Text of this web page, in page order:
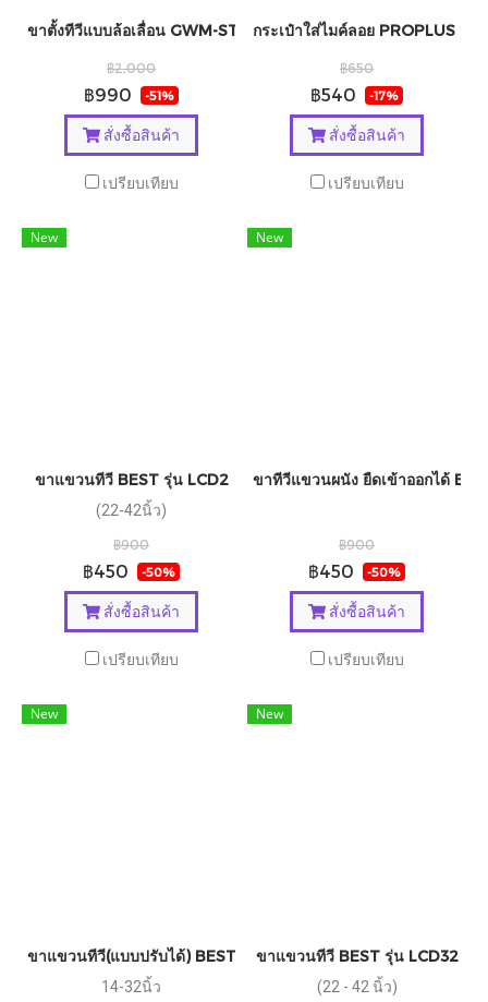
ขาตั้งทีวีแบบล้อเลื่อน GWM-ST01 (ขนาด32-70นิ้ว)
฿2,000
฿990 -51%
สั่งซื้อสินค้า
เปรียบเทียบ
กระเป๋าใส่ไมค์ลอย PROPLUS รุ่
฿650
฿540 -17%
สั่งซื้อสินค้า
เปรียบเทียบ
New
ขาแขวนทีวี BEST รุ่น LCD2
(22-42นิ้ว)
฿900
฿450 -50%
สั่งซื้อสินค้า
เปรียบเทียบ
New
ขาทีวีแขวนผนัง ยืดเข้าออกได้
฿900
฿450 -50%
สั่งซื้อสินค้า
เปรียบเทียบ
New
ขาแขวนทีวี(แบบปรับได้) BEST รุ่น LCD5
14-32นิ้ว
New
ขาแขวนทีวี BEST รุ่น LCD32
(22 - 42 นิ้ว)